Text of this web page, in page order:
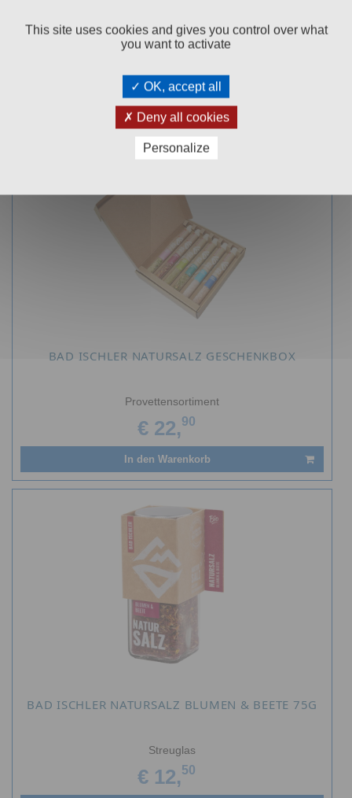
500G
Karton
€ 1,30
In den Warenkorb
BAD ISCHLER NATURSALZ GESCHENKBOX
Provettensortiment
€ 22,90
In den Warenkorb
BAD ISCHLER NATURSALZ BLUMEN & BEETE 75G
Streuglas
€ 12,50
This site uses cookies and gives you control over what
you want to activate
OK, accept all
Deny all cookies
Personalize